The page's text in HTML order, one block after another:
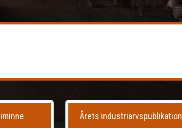
Årets industriarvspublikation